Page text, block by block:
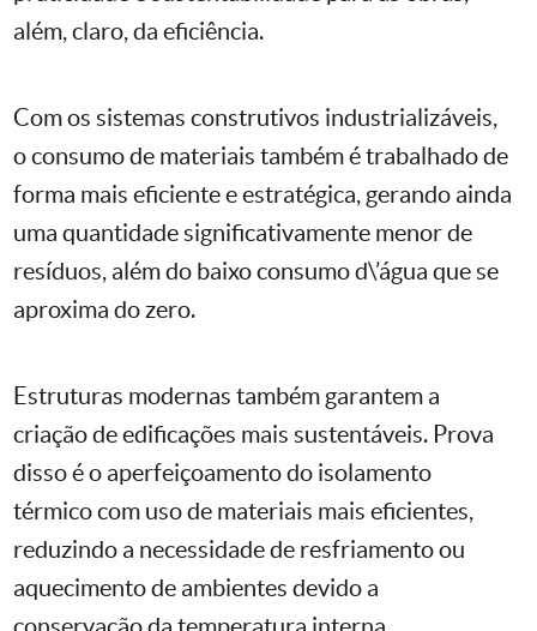
além, claro, da eficiência.
Com os sistemas construtivos industrializáveis,
o consumo de materiais também é trabalhado de
forma mais eficiente e estratégica, gerando ainda
uma quantidade significativamente menor de
resíduos, além do baixo consumo d\’água que se
aproxima do zero.
Estruturas modernas também garantem a
criação de edificações mais sustentáveis. Prova
disso é o aperfeiçoamento do isolamento
térmico com uso de materiais mais eficientes,
reduzindo a necessidade de resfriamento ou
aquecimento de ambientes devido a